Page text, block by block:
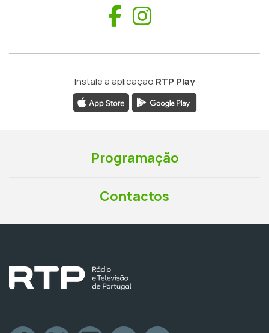
Facebook
Instale a aplicação RTP Play
Programação
Contactos